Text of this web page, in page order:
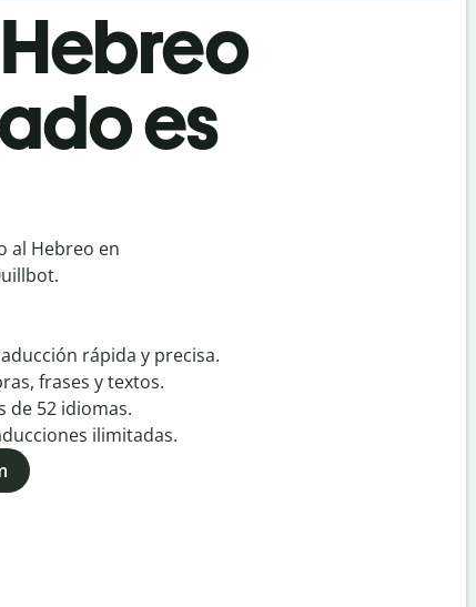
es
al Hebreo en
rápida y precisa.
frases y textos.
de 52 idiomas.
ilimitadas.